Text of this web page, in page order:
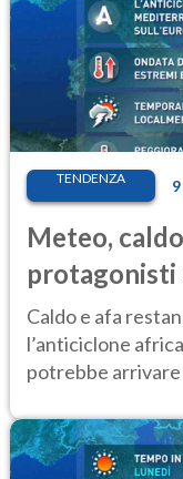
TENDENZA
Meteo,
protagonisti
Caldo e afa
l’anticiclone
potrebbe